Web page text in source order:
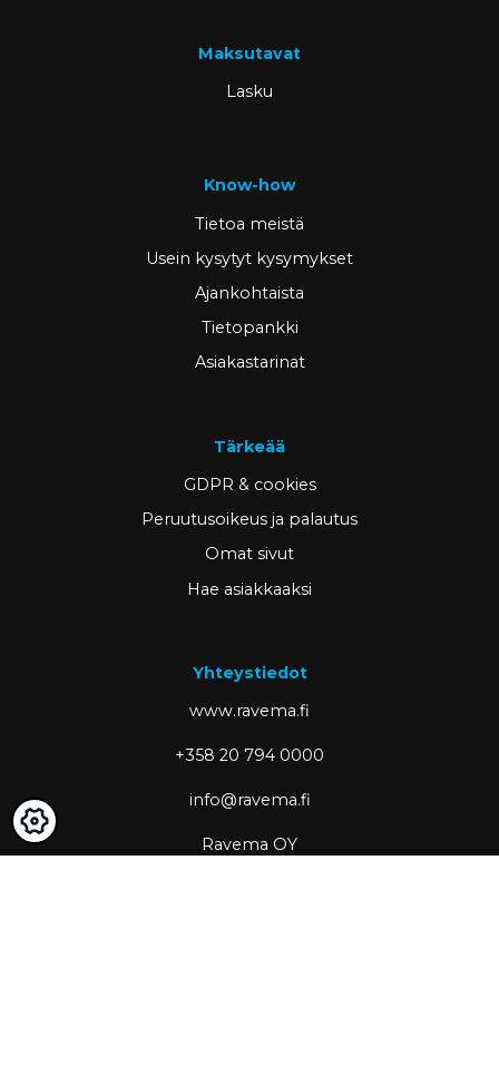
Maksutavat
Lasku
Know-how
Tietoa meistä
Usein kysytyt kysymykset
Ajankohtaista
Tietopankki
Asiakastarinat
Tärkeää
GDPR & cookies
Peruutusoikeus ja palautus
Omat sivut
Hae asiakkaaksi
Yhteystiedot
www.ravema.fi
+358 20 794 0000
info@ravema.fi
Ravema OY